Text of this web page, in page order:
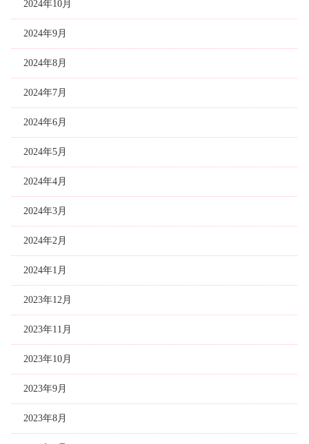
2024年10月
2024年9月
2024年8月
2024年7月
2024年6月
2024年5月
2024年4月
2024年3月
2024年2月
2024年1月
2023年12月
2023年11月
2023年10月
2023年9月
2023年8月